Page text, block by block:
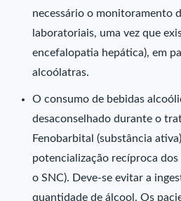
necessário o monitoramento
laboratoriais, uma vez que
encefalopatia hepática), em
alcoólatras.
O consumo de bebidas
desaconselhado durante o
Fenobarbital (substância
potencialização recíproca
o SNC). Deve-se evitar a
quantidade de álcool. Os